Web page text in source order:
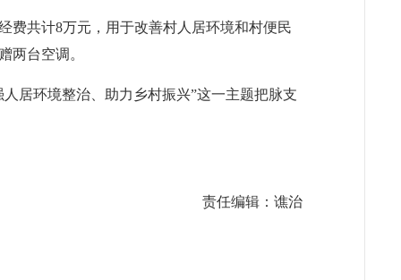
费共计8万元，用于改善村人居环境和村便民
两台空调。
居环境整治、助力乡村振兴”这一主题把脉支
责任编辑：谯治